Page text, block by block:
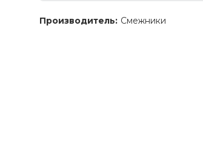
Производитель: Смежники